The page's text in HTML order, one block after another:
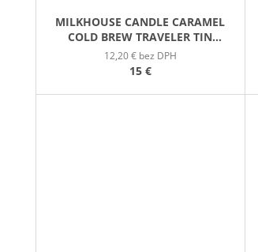
MILKHOUSE CANDLE CARAMEL
COLD BREW TRAVELER TIN
VONNÁ SVIEČKA V
PLECHOVIČKE 106G
12,20 € bez DPH
15 €